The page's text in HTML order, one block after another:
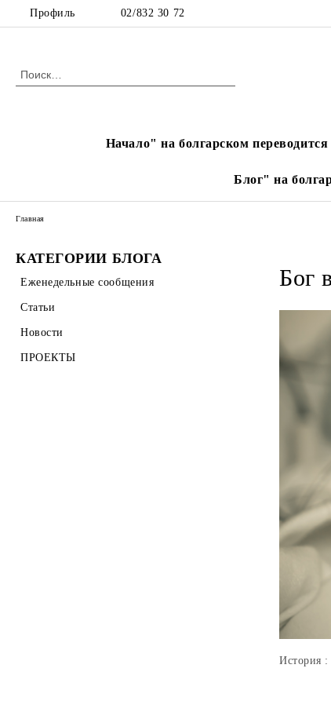
Профиль 02/832 30 72
Начало" на болгарском
Блог" на
КАТЕГОРИИ БЛОГА
Еженедельные сообщения
Статьи
Новости
ПРОЕКТЫ
Главная
Бог
История :